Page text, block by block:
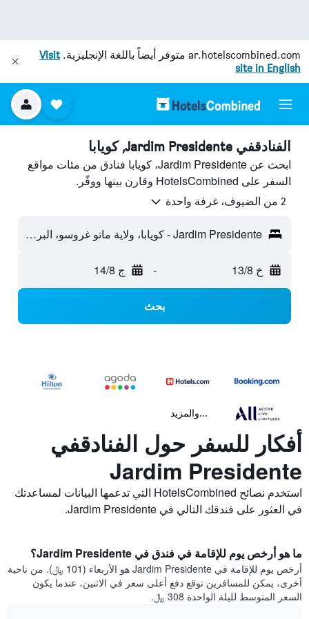
ar.hotelscombined.com متوفر أيضاً باللغة الإنجليزية.Visit
site in English
الفنادقفي Jardim Presidente, كويابا
ابحث عن Jardim Presidente، كويابا فنادق من مئات مواقع
السفر على HotelsCombined وقارن بينها ووفّر.
2 من الضيوف، غرفة واحدة
Jardim Presidente - كويابا، ولاية ماتو غروسو، البرازيل
خ 13/8 - ج 14/8
بحث
...والمزيد
أفكار للسفر حول الفنادقفي
Jardim Presidente
استخدم نصائح HotelsCombined التي تدعمها البيانات لمساعدتك
في العثور على فندقك التالي في Jardim Presidente.
ما هو أرخص يوم للإقامة في فندق في Jardim Presidente؟
أرخص يوم للإقامة في Jardim Presidente هو الأربعاء (101 ﷼). من ناحية
أخرى، يمكن للمسافرين توقع دفع أعلى سعر في الاثنين، عندما يكون
السعر المتوسط لليلة الواحدة 308 ﷼.